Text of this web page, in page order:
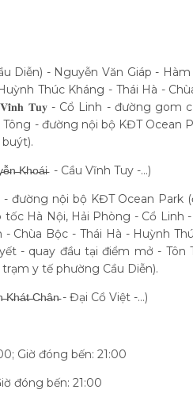
Diễn) - Nguyễn Văn Giáp -
Thúc Kháng - Thái Hà -
𝐕𝐢̃𝐧𝐡 𝐓𝐮𝐲 - Cổ Linh - đường
- đường nội bộ KĐT Ocean
̵K̵h̵o̵á̵i̵ - Cầu Vĩnh Tuy -…)
đường nội bộ KĐT Ocean Park
Hà Nội, Hải Phòng - Cổ Linh -
- Chùa Bộc - Thái Hà - Huỳnh
- quay đầu tại điểm mở - Tôn
y tế phường Cầu Diễn).
̵K̵h̵á̵t̵ ̵C̵h̵â̵n̵ - Đại Cồ Việt -…)
Giờ đóng bến: 21:00
đóng bến: 21:00